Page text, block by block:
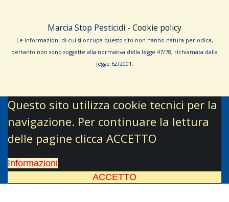
Marcia Stop Pesticidi - Cookie policy
Le informa­zioni di cui si occupa questo sito non hanno na­tura periodica,
pertanto non sono sog­gette alla normativa della legge 47/78, richiamata dalla
leg­ge 62/­2001.
Questo sito utilizza cookie tecnici per la
navigazione. Per continuare la lettura
delle pagine clicca ACCETTO
Informazioni
ACCETTO